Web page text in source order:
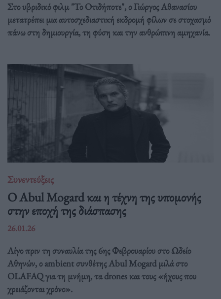
Στο υβριδικό φιλμ "Το Οτιδήποτε", ο Γιώργος Αθανασίου
μετατρέπει μια αυτοσχεδιαστική εκδρομή φίλων σε στοχασμό
πάνω στη δημιουργία, τη φύση και την ανθρώπινη αμηχανία.
Συνεντεύξεις
Ο Abul Mogard και η τέχνη της υπομονής
στην εποχή της διάσπασης
26.01.26
Λίγο πριν τη συναυλία της 6ης Φεβρουαρίου στο Ωδείο
Αθηνών, ο ambient συνθέτης Abul Mogard μιλά στο
OLAFAQ για τη μνήμη, τα drones και τους «ήχους που
χρειάζονται χρόνο».